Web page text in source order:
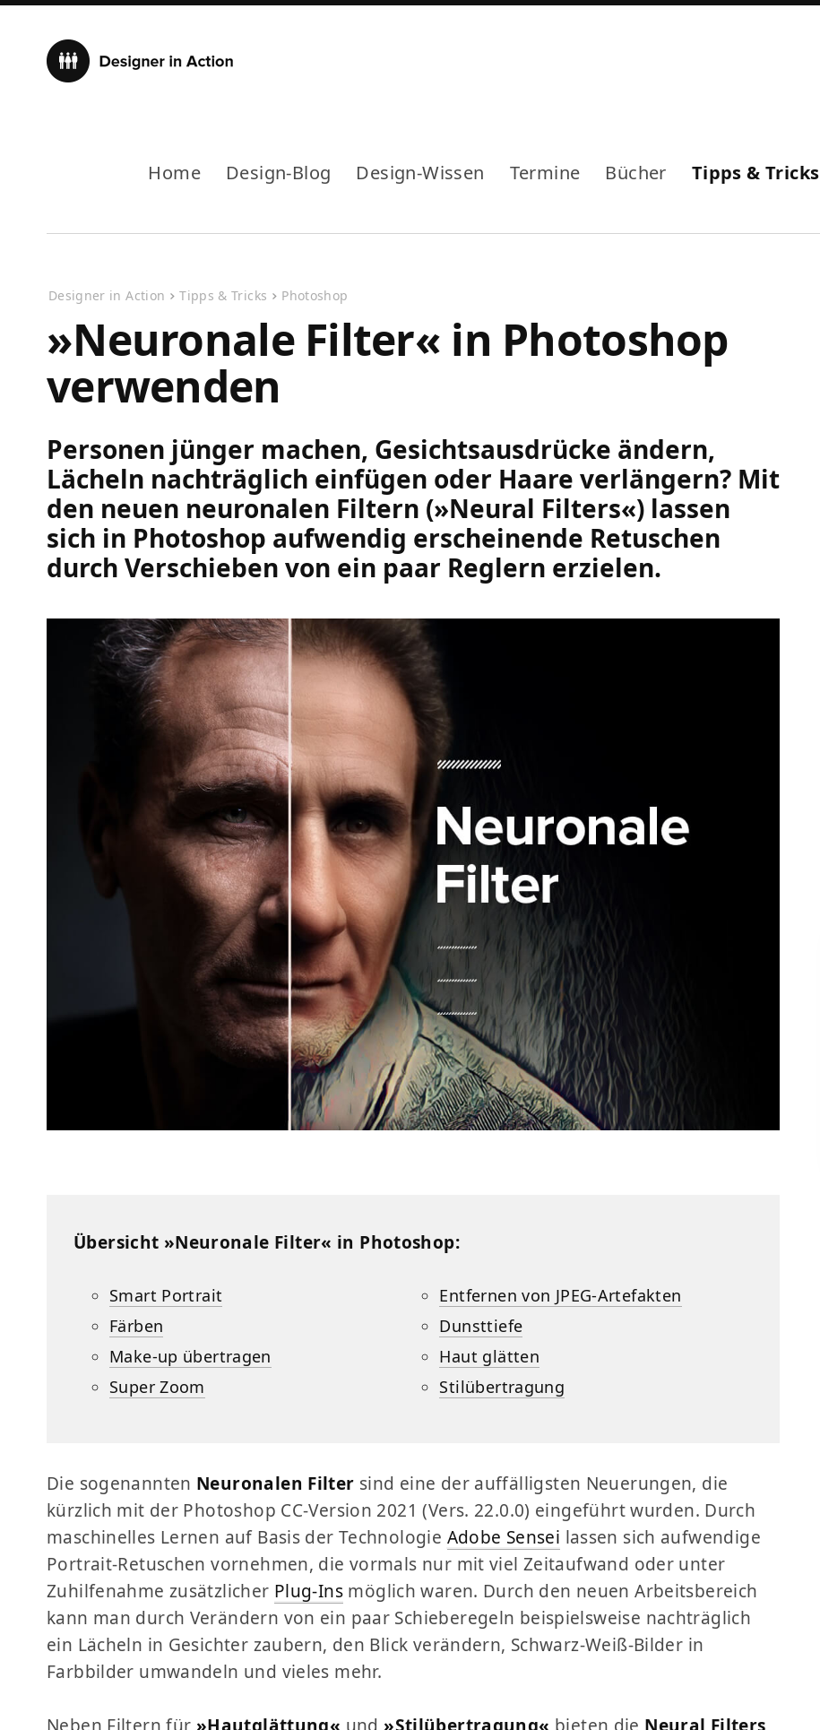
Home Design-Blog Design-Wissen Termine Bücher Tipps & Tricks
Designer in Action Tipps & Tricks Photoshop
»Neuronale Filter« in Photoshop
verwenden
Personen jünger machen, Gesichtsausdrücke ändern,
Lächeln nachträglich einfügen oder Haare verlängern? Mit
den neuen neuronalen Filtern (»Neural Filters«) lassen
sich in Photoshop aufwendig erscheinende Retuschen
durch Verschieben von ein paar Reglern erzielen.
Übersicht »Neuronale Filter« in Photoshop:
Smart Portrait
Färben
Make-up übertragen
Super Zoom
Entfernen von JPEG-Artefakten
Dunsttiefe
Haut glätten
Stilübertragung
Die sogenannten Neuronalen Filter sind eine der auffälligsten Neuerungen, die
kürzlich mit der Photoshop CC-Version 2021 (Vers. 22.0.0) eingeführt wurden. Durch
maschinelles Lernen auf Basis der Technologie Adobe Sensei lassen sich aufwendige
Portrait-Retuschen vornehmen, die vormals nur mit viel Zeitaufwand oder unter
Zuhilfenahme zusätzlicher Plug-Insmöglich waren. Durch den neuen Arbeitsbereich
kann man durch Verändern von ein paar Schieberegeln beispielsweise nachträglich
ein Lächeln in Gesichter zaubern, den Blick verändern, Schwarz-Weiß-Bilder in
Farbbilder umwandeln und vieles mehr.